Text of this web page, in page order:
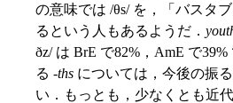
の意味では /θs/ を，「バスタ
るという人もあるようだ．
ðz/ は BrE で82%，AmE で
る -ths については，今後の振
い．もっとも，少なくとも近